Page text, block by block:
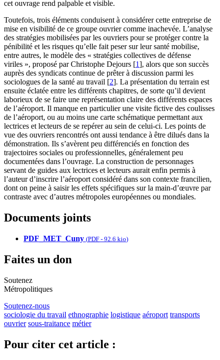
cet ouvrage rend palpable et visible.
Toutefois, trois éléments conduisent à considérer cette entreprise de
mise en visibilité de ce groupe ouvrier comme inachevée. L’analyse
des stratégies mobilisées par les ouvriers pour se protéger contre la
pénibilité et les risques qu’elle fait peser sur leur santé mobilise,
entre autres, le modèle des « stratégies collectives de défense
viriles », proposé par Christophe Dejours [1], alors que son succès
auprès des syndicats continue de prêter à discussion parmi les
sociologues de la santé au travail [2]. La présentation du terrain est
ensuite éclatée entre les différents chapitres, de sorte qu’il devient
laborieux de se faire une représentation claire des différents espaces
de l’aéroport. Il manque en particulier une visite fictive des coulisses
de l’aéroport, ou au moins une carte schématique permettant aux
lectrices et lecteurs de se repérer au sein de celui-ci. Les points de
vue des ouvriers rencontrés ont aussi tendance à être dilués dans la
démonstration. Ils s’avèrent peu différenciés en fonction des
trajectoires sociales ou professionnelles, généralement peu
documentées dans l’ouvrage. La construction de personnages
servant de guides aux lectrices et lecteurs aurait enfin permis à
l’auteur d’inscrire l’aéroport considéré dans son contexte francilien,
dont on peine à saisir les effets spécifiques sur la main-d’œuvre par
contraste avec d’autres métropoles européennes ou mondiales.
Documents joints
PDF_MET_Cuny (PDF - 92.6 kio)
Faites un don
Soutenez
Métropolitiques
Soutenez-nous
sociologie du travail ethnographie logistique aéroport transports
ouvrier sous-traitance métier
Pour citer cet article :